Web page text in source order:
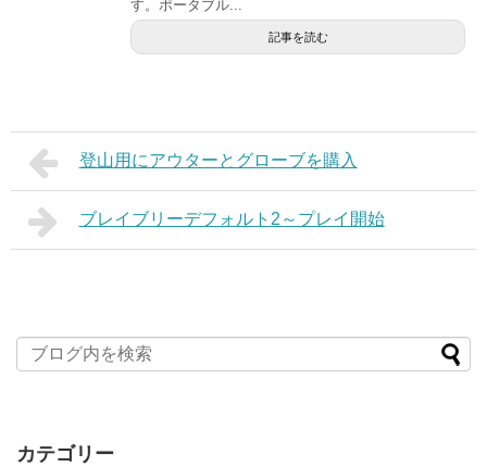
す。ポータブル...
記事を読む
登山用にアウターとグローブを購入
ブレイブリーデフォルト2～プレイ開始
カテゴリー